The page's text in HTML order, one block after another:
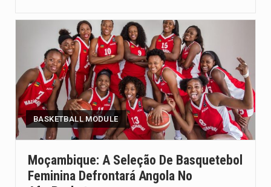
BASKETBALL MODULE
Moçambique: A Seleção De Basquetebol
Feminina Defrontará Angola No